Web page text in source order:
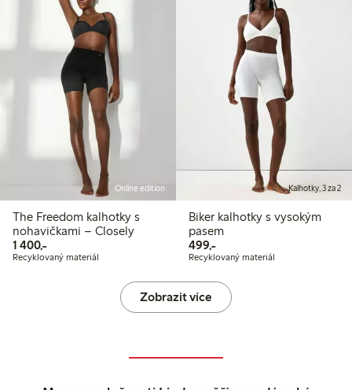
Online edition
The Freedom kalhotky s
nohavičkami – Closely
1 400,-1 400,00 Kč
Recyklovaný materiál
Kalhotky, 3 za 2
Biker kalhotky s vysokým
pasem
499,-499,00 Kč
Recyklovaný materiál
Zobrazit více